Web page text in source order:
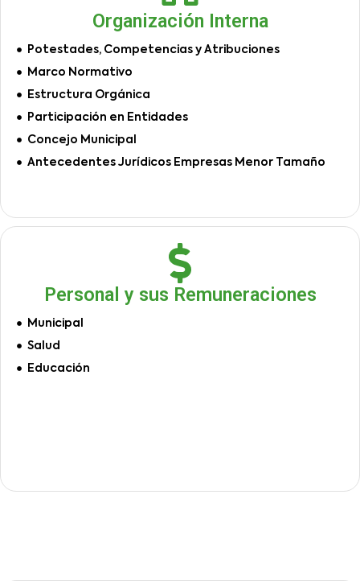
Organización Interna
Potestades, Competencias y Atribuciones
Marco Normativo
Estructura Orgánica
Participación en Entidades
Concejo Municipal
Antecedentes Jurídicos Empresas Menor Tamaño
Personal y sus Remuneraciones
Municipal
Salud
Educación